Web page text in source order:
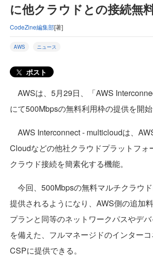
に他クラウドとの接続無
CodeZine編集部[著]
AWS ニュース
ポスト
AWSは、5月29日、「AWS
にて500Mbpsの無料利用枠の提供を開始
AWS Interconnect - multicloudは、
Cloudなどの他社クラウドプラットフォ
クラウド接続を簡素化する機能。
今回、500Mbpsの無料マルチクラウ
提供されるようになり、AWS側の追加
プランと同等のネットワークパスやデ
を備えた、フルマネージドのインター
CSPに提供できる。